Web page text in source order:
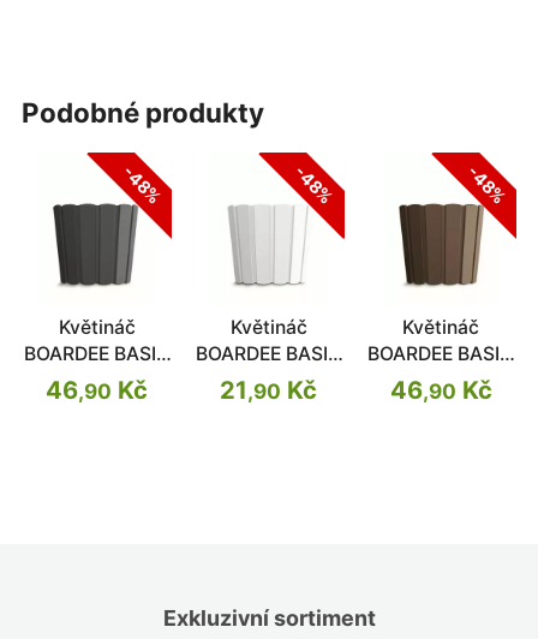
Exkluzivní sortiment
podobné produkty
-48%
Květináč
BOARDEE BASIC
antracit 23,9cm
46,90 Kč
-48%
Květináč
BOARDEE BASIC
bílý 23,9cm
21,90 Kč
-48%
Květináč
BOARDEE BASIC
hnědý 23,9cm
46,90 Kč